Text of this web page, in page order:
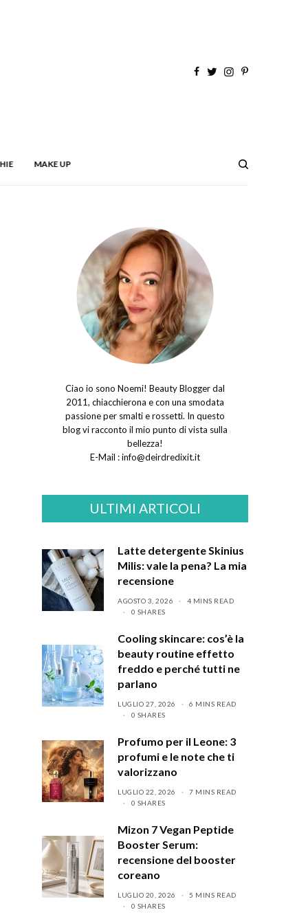
MAKE UP
Ciao io sono Noemi! Beauty Blogger dal
2011, chiacchierona e con una smodata
passione per smalti e rossetti. In questo
blog vi racconto il mio punto di vista sulla
bellezza!
E-Mail :info@deirdredixit.it
ULTIMI ARTICOLI
Latte detergente Skinius
Milis: vale la pena? La mia
recensione
AGOSTO 3, 2026
4 MINS READ
0 SHARES
Cooling skincare: cos’è la
beauty routine effetto
freddo e perché tutti ne
parlano
LUGLIO 27, 2026
6 MINS READ
0 SHARES
Profumo per il Leone: 3
profumi e le note che ti
valorizzano
LUGLIO 22, 2026
7 MINS READ
0 SHARES
Mizon 7 Vegan Peptide
Booster Serum:
recensione del booster
coreano
LUGLIO 20, 2026
5 MINS READ
0 SHARES